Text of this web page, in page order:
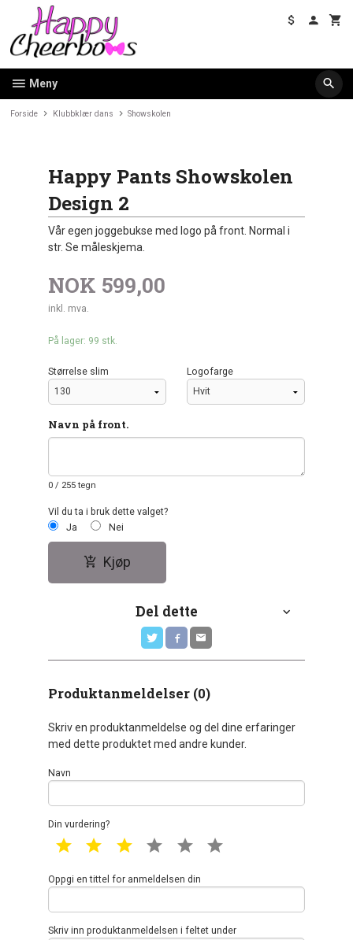
innholdet
Meny
Forside Klubbklær dans Showskolen
Happy Pants Showskolen
Design 2
Vår egen joggebukse med logo på front. Normal i
str. Se måleskjema.
NOK 599,00
inkl. mva.
På lager: 99 stk.
Størrelse slim Logofarge
Navn på front.
0 / 255 tegn
Vil du ta i bruk dette valget?
Ja
Nei
Kjøp
Del dette
Produktanmeldelser (0)
Skriv en produktanmeldelse og del dine erfaringer
med dette produktet med andre kunder.
Navn
Din vurdering?
1 star 2 star 3 star 4 star 5 star
Oppgi en tittel for anmeldelsen din
Skriv inn produktanmeldelsen i feltet under